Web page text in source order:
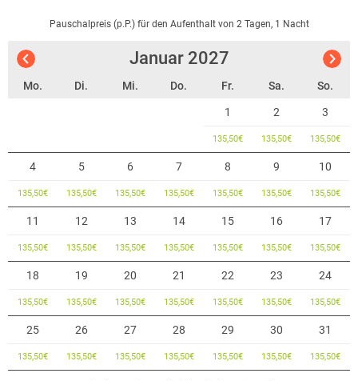
Pauschalpreis (p.P.) für den Aufenthalt von 2 Tagen, 1 Nacht
Januar 2027
Mo. Di. Mi. Do. Fr. Sa. So.
1
135,50€
2
135,50€
3
135,50€
4
135,50€
5
135,50€
6
135,50€
7
135,50€
8
135,50€
9
135,50€
10
135,50€
11
135,50€
12
135,50€
13
135,50€
14
135,50€
15
135,50€
16
135,50€
17
135,50€
18
135,50€
19
135,50€
20
135,50€
21
135,50€
22
135,50€
23
135,50€
24
135,50€
25
135,50€
26
135,50€
27
135,50€
28
135,50€
29
135,50€
30
135,50€
31
135,50€